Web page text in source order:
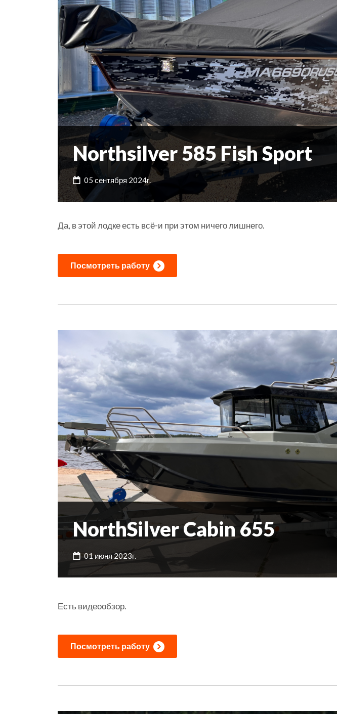
Northsilver 585 Fish Sport
05 сентября 2024г.
Да, в этой лодке есть всё-и при этом ничего лишнего.
Посмотреть работу
NorthSilver Cabin 655
01 июня 2023г.
Есть видеообзор.
Посмотреть работу